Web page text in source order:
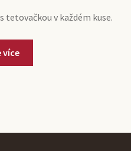
tetovačkou v každém kuse.
více